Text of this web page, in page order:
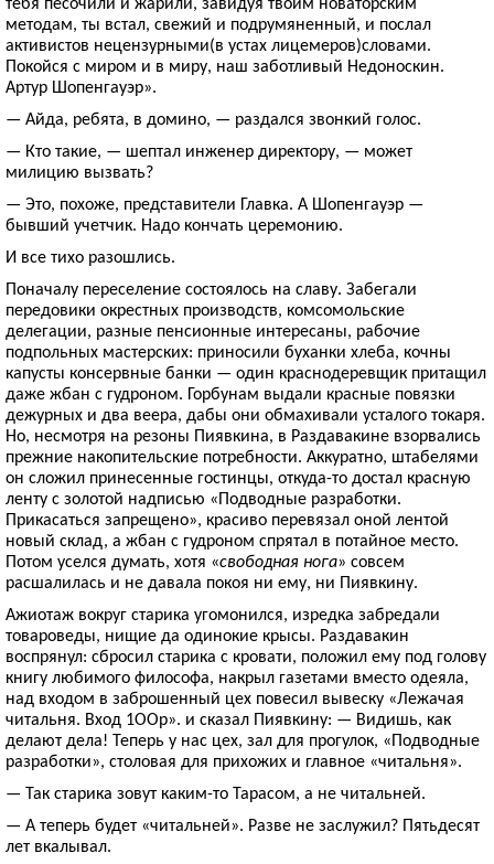
методам, ты встал, свежий и подрумяненный, и послал
активистов нецензурными(в устах лицемеров)словами.
Покойся с миром и в миру, наш заботливый Недоноскин.
Артур Шопенгауэр».
— Айда, ребята, в домино, — раздался звонкий голос.
— Кто такие, — шептал инженер директору, — может
милицию вызвать?
— Это, похоже, представители Главка. А Шопенгауэр —
бывший учетчик. Надо кончать церемонию.
И все тихо разошлись.
Поначалу переселение состоялось на славу. Забегали
передовики окрестных производств, комсомольские
делегации, разные пенсионные интересаны, рабочие
подпольных мастерских: приносили буханки хлеба, кочны
капусты консервные банки — один краснодеревщик притащил
даже жбан с гудроном. Горбунам выдали красные повязки
дежурных и два веера, дабы они обмахивали усталого токаря.
Но, несмотря на резоны Пиявкина, в Раздавакине взорвались
прежние накопительские потребности. Аккуратно, штабелями
он сложил принесенные гостинцы, откуда-то достал красную
ленту с золотой надписью «Подводные разработки.
Прикасаться запрещено», красиво перевязал оной лентой
новый склад, а жбан с гудроном спрятал в потайное место.
Потом уселся думать, хотя «свободная нога» совсем
расшалилась и не давала покоя ни ему, ни Пиявкину.
Ажиотаж вокруг старика угомонился, изредка забредали
товароведы, нищие да одинокие крысы. Раздавакин
воспрянул: сбросил старика с кровати, положил ему под голову
книгу любимого философа, накрыл газетами вместо одеяла,
над входом в заброшенный цех повесил вывеску «Лежачая
читальня. Вход 1ООр». и сказал Пиявкину: — Видишь, как
делают дела! Теперь у нас цех, зал для прогулок, «Подводные
разработки», столовая для прихожих и главное «читальня».
— Так старика зовут каким-то Тарасом, а не читальней.
— А теперь будет «читальней». Разве не заслужил? Пятьдесят
лет вкалывал.